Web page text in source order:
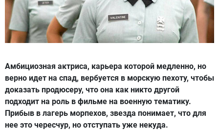
Амбициозная актриса, карьера которой медленно, но
верно идет на спад, вербуется в морскую пехоту, чтобы
доказать продюсеру, что она как никто другой
подходит на роль в фильме на военную тематику.
Прибыв в лагерь морпехов, звезда понимает, что для
нее это чересчур, но отступать уже некуда.